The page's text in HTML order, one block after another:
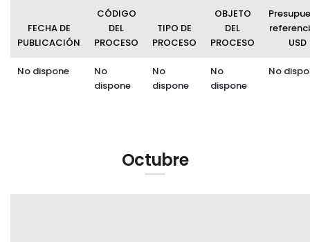
FECHA DE
PUBLICACIÓN
CÓDIGO
DEL
PROCESO
TIPO DE
PROCESO
OBJETO
DEL
PROCESO
USD
No dispone
No
dispone
No
dispone
No
dispone
No
Octubre